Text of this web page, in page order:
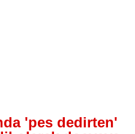
'pes dedirten'